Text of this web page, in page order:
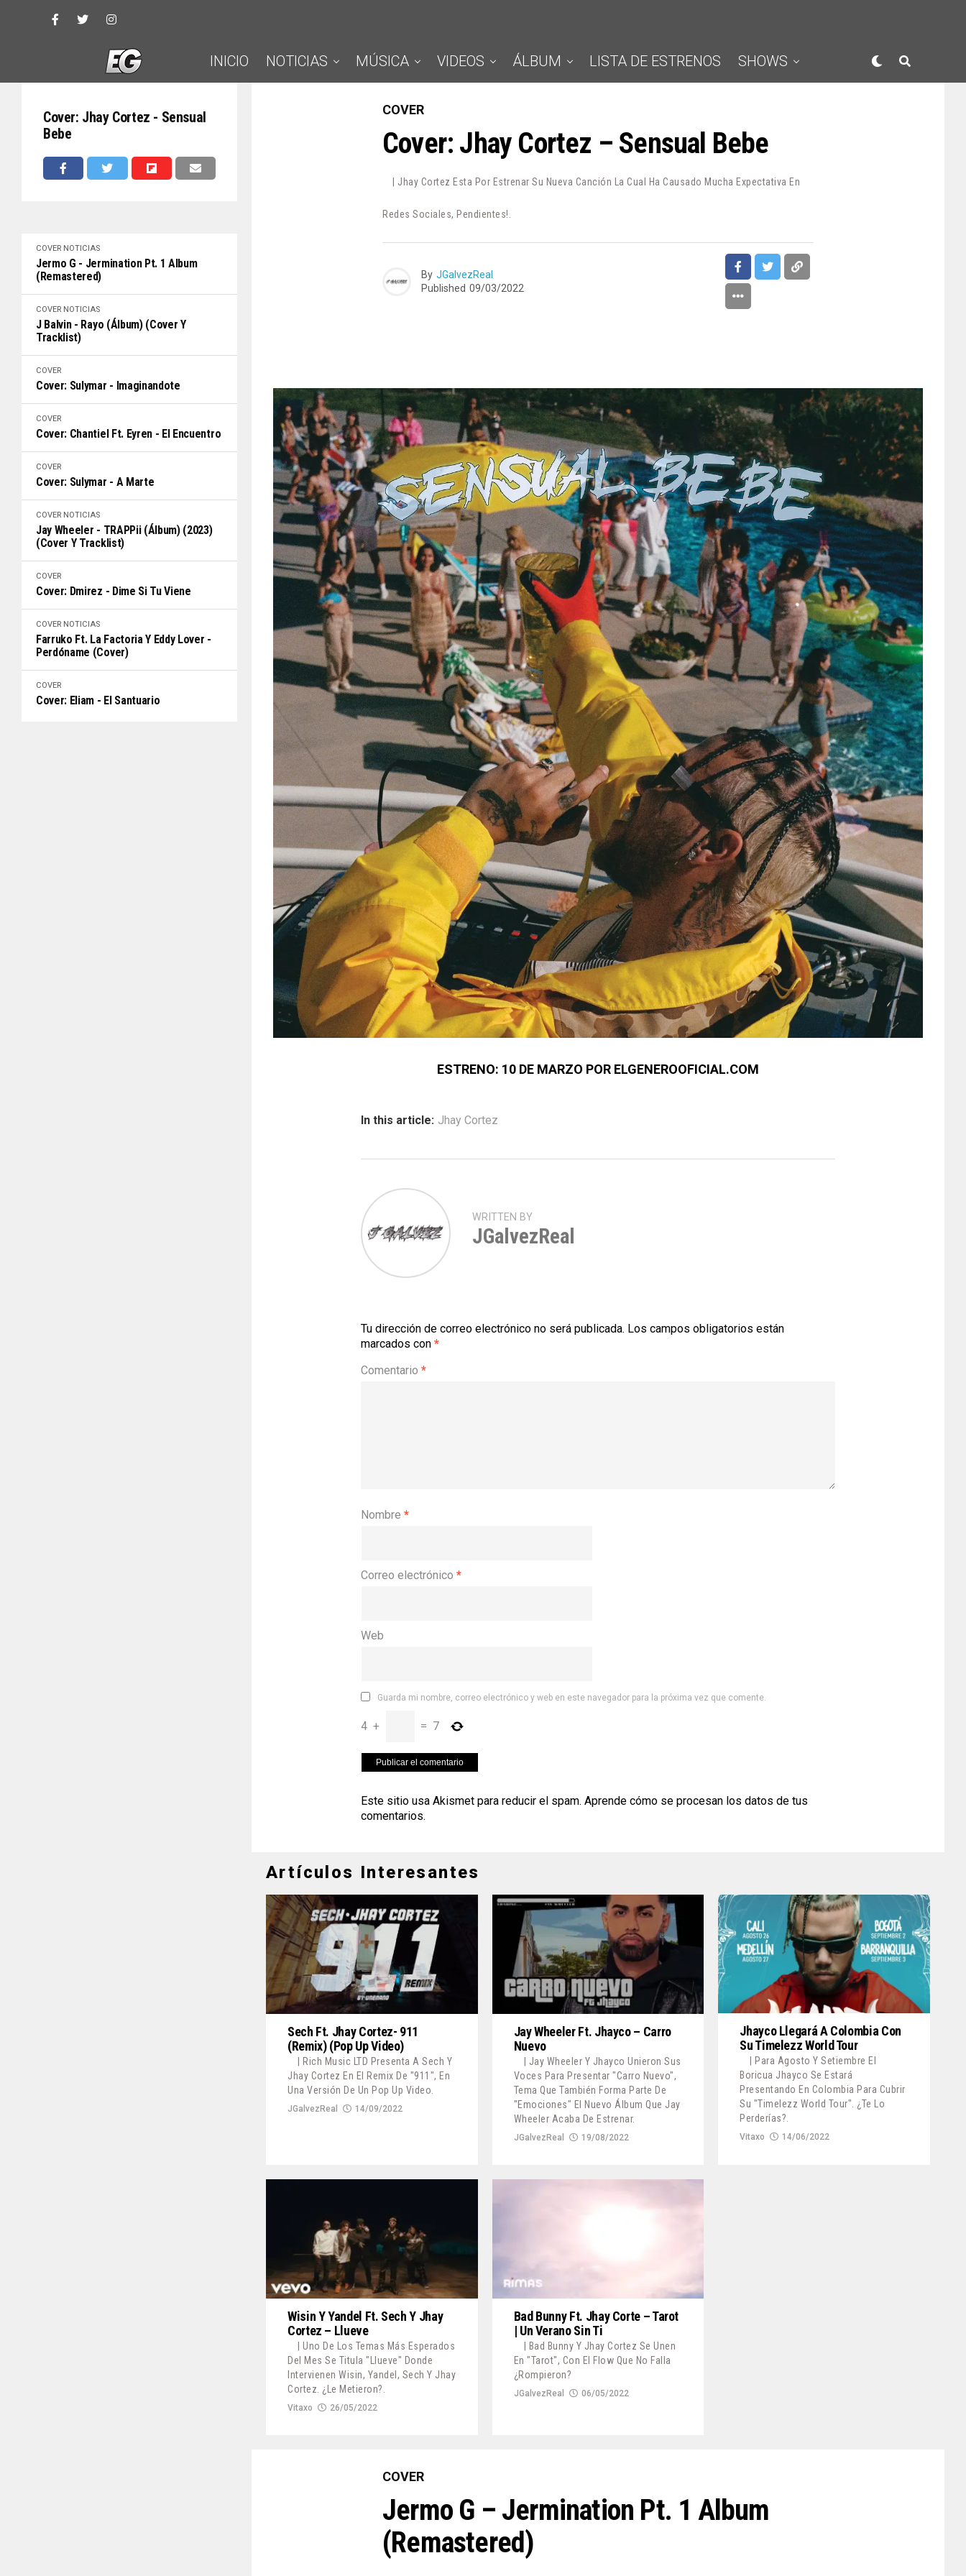
INICIO NOTICIAS MÚSICA VIDEOS ÁLBUM LISTA DE ESTRENOS SHOWS
Cover: Jhay Cortez - Sensual
Bebe
COVER NOTICIAS
Jermo G - Jermination Pt. 1 Album
(Remastered)
COVER NOTICIAS
J Balvin - Rayo (Álbum) (Cover Y
Tracklist)
COVER
Cover: Sulymar - Imaginandote
COVER
Cover: Chantiel Ft. Eyren - El Encuentro
COVER
Cover: Sulymar - A Marte
COVER NOTICIAS
Jay Wheeler - TRAPPii (Álbum) (2023)
(Cover Y Tracklist)
COVER
Cover: Dmirez - Dime Si Tu Viene
COVER NOTICIAS
Farruko Ft. La Factoria Y Eddy Lover -
Perdóname (Cover)
COVER
Cover: Eliam - El Santuario
COVER
Cover: Jhay Cortez – Sensual Bebe
| Jhay Cortez Esta Por Estrenar Su Nueva Canción La Cual Ha Causado Mucha Expectativa En
Redes Sociales, Pendientes!.
By JGalvezReal
Published 09/03/2022
ESTRENO: 10 DE MARZO POR ELGENEROOFICIAL.COM
In this article: Jhay Cortez
WRITTEN BY
JGalvezReal
Tu dirección de correo electrónico no será publicada. Los campos obligatorios están
marcados con *
Comentario *
Nombre *
Correo electrónico *
Web
Guarda mi nombre, correo electrónico y web en este navegador para la próxima vez que comente.
4 + = 7
Este sitio usa Akismet para reducir el spam. Aprende cómo se procesan los datos de tus
comentarios.
Artículos Interesantes
Sech Ft. Jhay Cortez- 911
(Remix) (Pop Up Video)
| Rich Music LTD Presenta A Sech Y
Jhay Cortez En El Remix De "911", En
Una Versión De Un Pop Up Video.
JGalvezReal 14/09/2022
Jay Wheeler Ft. Jhayco – Carro
Nuevo
| Jay Wheeler Y Jhayco Unieron Sus
Voces Para Presentar "Carro Nuevo",
Tema Que También Forma Parte De
"Emociones" El Nuevo Álbum Que Jay
Wheeler Acaba De Estrenar.
JGalvezReal 19/08/2022
Jhayco Llegará A Colombia Con
Su Timelezz World Tour
| Para Agosto Y Setiembre El
Boricua Jhayco Se Estará
Presentando En Colombia Para Cubrir
Su "Timelezz World Tour". ¿Te Lo
Perderías?.
Vitaxo 14/06/2022
Wisin Y Yandel Ft. Sech Y Jhay
Cortez – Llueve
| Uno De Los Temas Más Esperados
Del Mes Se Titula "Llueve" Donde
Intervienen Wisin, Yandel, Sech Y Jhay
Cortez. ¿Le Metieron?.
Vitaxo 26/05/2022
Bad Bunny Ft. Jhay Corte – Tarot
| Un Verano Sin Ti
| Bad Bunny Y Jhay Cortez Se Unen
En "Tarot", Con El Flow Que No Falla
¿Rompieron?
JGalvezReal 06/05/2022
COVER
Jermo G – Jermination Pt. 1 Album
(Remastered)